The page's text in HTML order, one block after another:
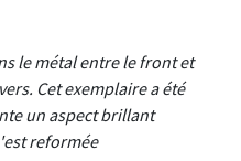
le métal entre le front et
Cet exemplaire a été
un aspect brillant
reformée